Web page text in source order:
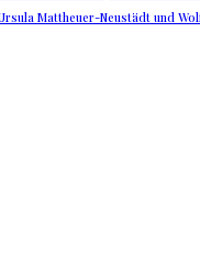
Mattheuer-Neustädt und